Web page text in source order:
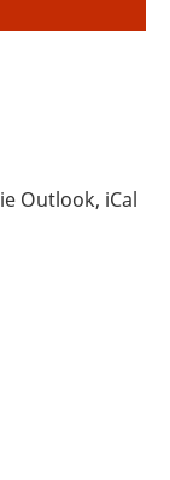
Outlook, iCal